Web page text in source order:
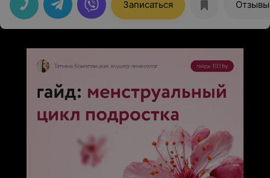
Записаться Отзывы